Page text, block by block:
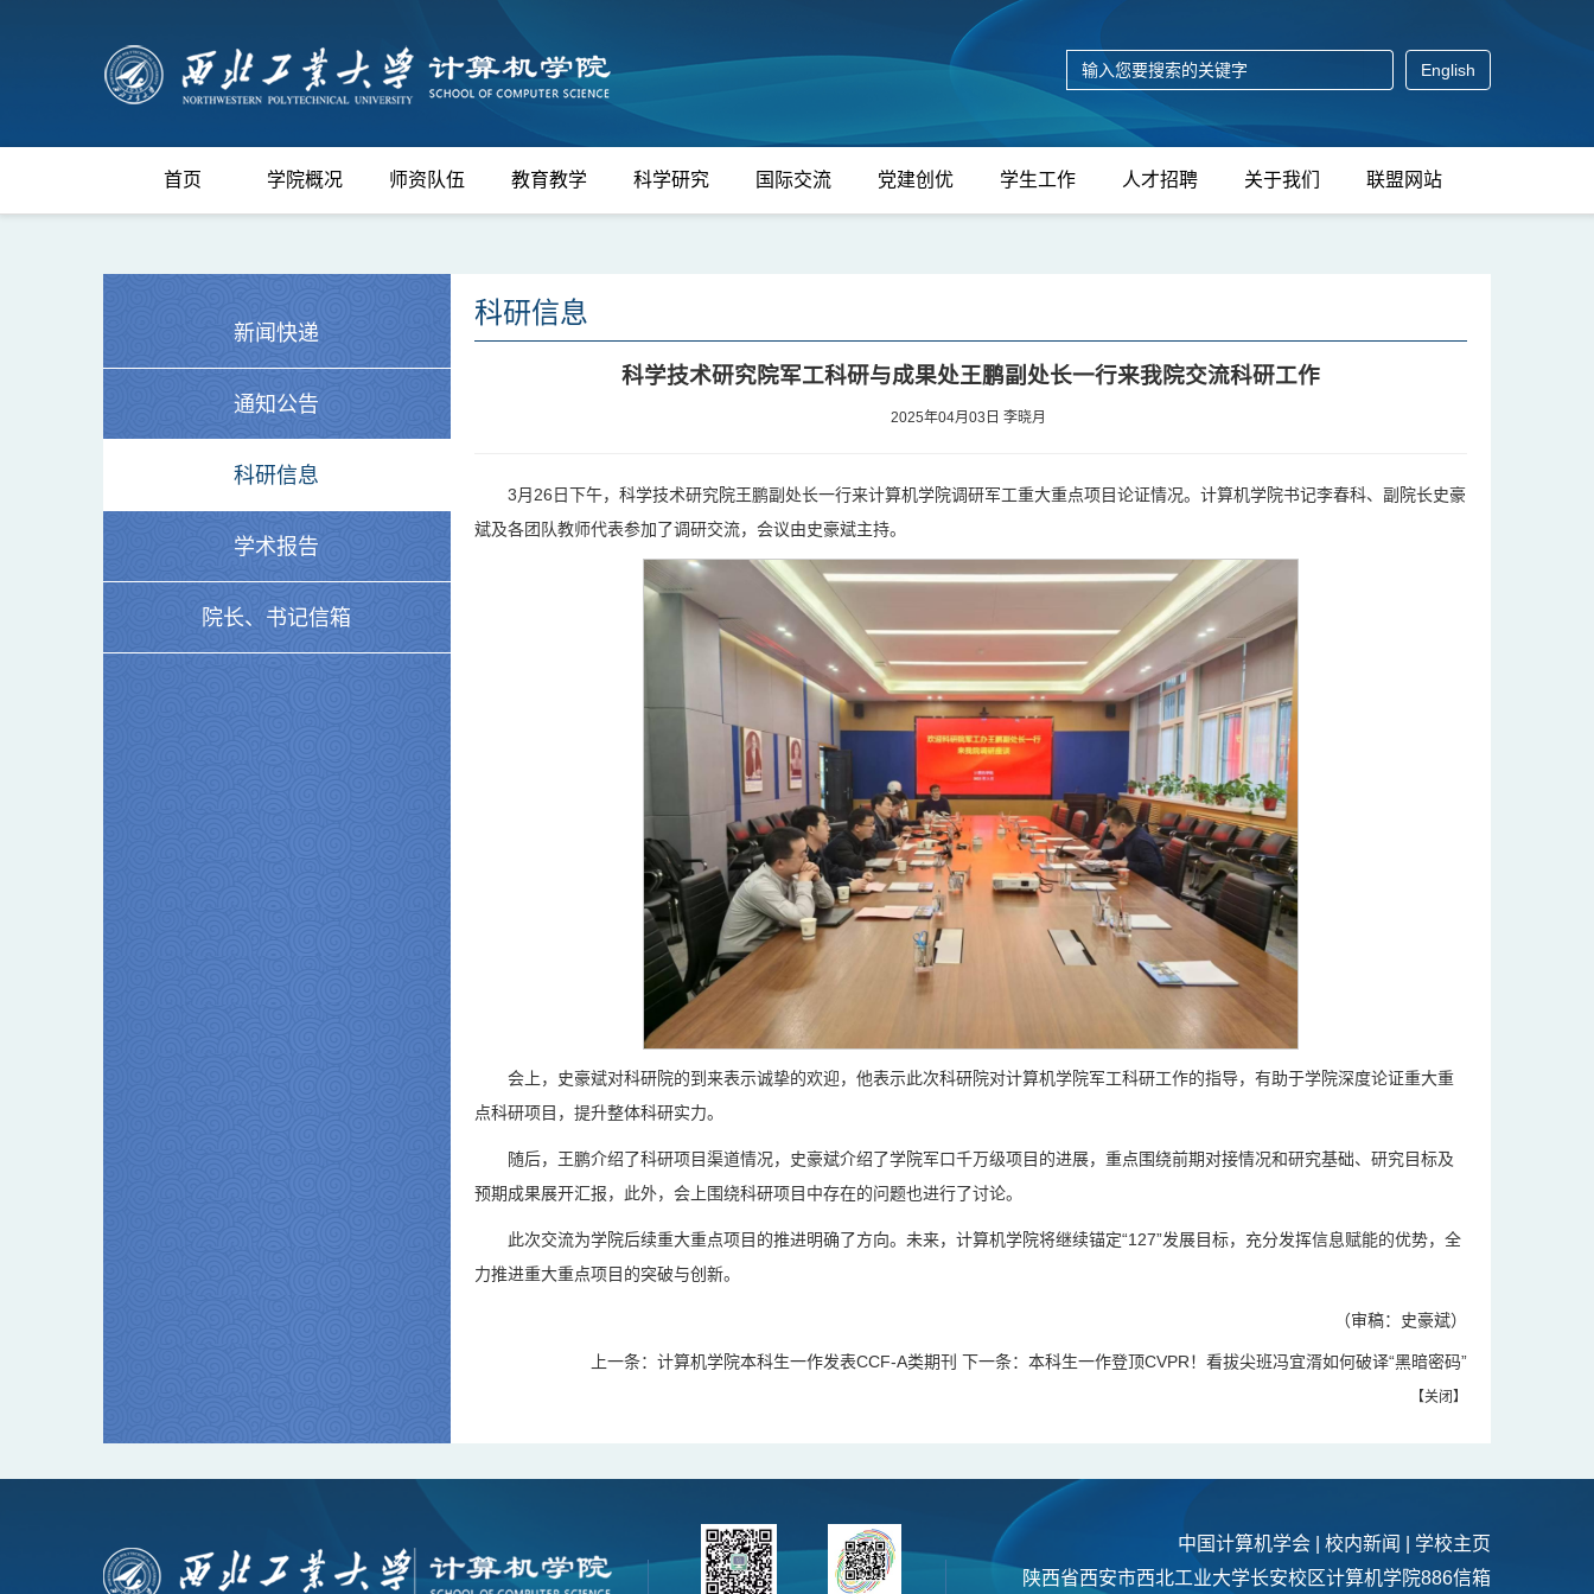
English
首页 学院概况 师资队伍 教育教学 科学研究 国际交流 党建创优 学生工作 人才招聘 关于我们 联盟网站
新闻快递
通知公告
科研信息
学术报告
院长、书记信箱
科研信息
科学技术研究院军工科研与成果处王鹏副处长一行来我院交流科研工作
2025年04月03日李晓月
3月26日下午，科学技术研究院王鹏副处长一行来计算机学院调研军工重大重点项目论证情况。计算机学院书记李春科、副院长史豪
斌及各团队教师代表参加了调研交流，会议由史豪斌主持。
会上，史豪斌对科研院的到来表示诚挚的欢迎，他表示此次科研院对计算机学院军工科研工作的指导，有助于学院深度论证重大重
点科研项目，提升整体科研实力。
随后，王鹏介绍了科研项目渠道情况，史豪斌介绍了学院军口千万级项目的进展，重点围绕前期对接情况和研究基础、研究目标及
预期成果展开汇报，此外，会上围绕科研项目中存在的问题也进行了讨论。
此次交流为学院后续重大重点项目的推进明确了方向。未来，计算机学院将继续锚定“127”发展目标，充分发挥信息赋能的优势，全
力推进重大重点项目的突破与创新。
（审稿：史豪斌）
上一条： 计算机学院本科生一作发表CCF-A类期刊 下一条： 本科生一作登顶CVPR！看拔尖班冯宜湑如何破译“黑暗密码”
【关闭】
中国计算机学会 校内新闻
学校主页
陕西省西安市西北工业大学长安校区计算机学院886信箱